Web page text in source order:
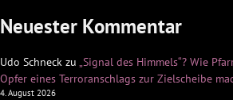
Neuester Kommentar
Udo Schneck zu „Signal des Himmels“? Wie
Opfer eines Terroranschlags zur Zielscheibe
4. August 2026